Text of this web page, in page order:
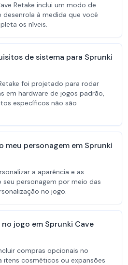
Retake inclui um modo de
desenrola à medida que você
os níveis.
de sistema para Sprunki
foi projetado para rodar
em hardware de jogos padrão,
específicos não são
meu personagem em Sprunki
a aparência e as
seu personagem por meio das
no jogo.
jogo em Sprunki Cave
compras opcionais no
itens cosméticos ou expansões